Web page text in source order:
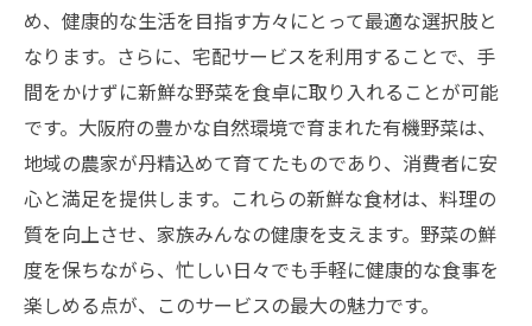
め、健康的な生活を目指す方々にとって最適な選択肢と
なります。さらに、宅配サービスを利用することで、手
間をかけずに新鮮な野菜を食卓に取り入れることが可能
です。大阪府の豊かな自然環境で育まれた有機野菜は、
地域の農家が丹精込めて育てたものであり、消費者に安
心と満足を提供します。これらの新鮮な食材は、料理の
質を向上させ、家族みんなの健康を支えます。野菜の鮮
度を保ちながら、忙しい日々でも手軽に健康的な食事を
楽しめる点が、このサービスの最大の魅力です。